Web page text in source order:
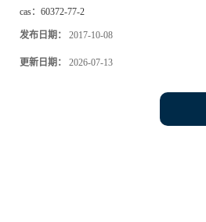
cas： 60372-77-2
发布日期： 2017-10-08
更新日期： 2026-07-13